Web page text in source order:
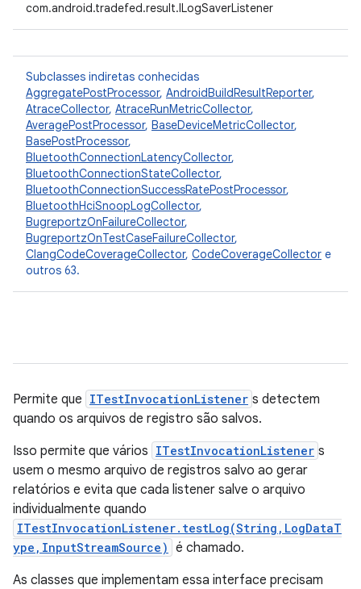
com.android.tradefed.result.ILogSaverListener
Subclasses indiretas conhecidas
AggregatePostProcessor, AndroidBuildResultReporter,
AtraceCollector, AtraceRunMetricCollector,
AveragePostProcessor, BaseDeviceMetricCollector,
BasePostProcessor,
BluetoothConnectionLatencyCollector,
BluetoothConnectionStateCollector,
BluetoothConnectionSuccessRatePostProcessor,
BluetoothHciSnoopLogCollector,
BugreportzOnFailureCollector,
BugreportzOnTestCaseFailureCollector,
ClangCodeCoverageCollector, CodeCoverageCollector e
outros 63.
Permite que ITestInvocationListener s detectem
quando os arquivos de registro são salvos.
Isso permite que vários ITestInvocationListener s
usem o mesmo arquivo de registros salvo ao gerar
relatórios e evita que cada listener salve o arquivo
individualmente quando
ITestInvocationListener.testLog(String,LogDataT
ype,InputStreamSource) é chamado.
As classes que implementam essa interface precisam